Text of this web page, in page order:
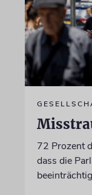
72 Prozent
dass die